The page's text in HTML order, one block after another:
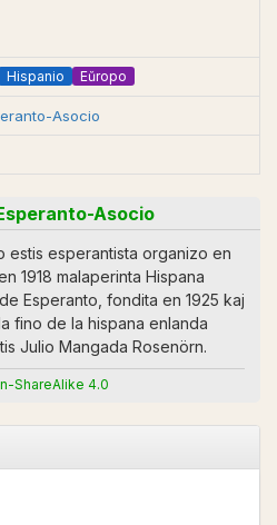
neregule almenaŭ 61 n-roj.
Direktis ĝin Fernando
IEMW 703.226-C.Esp. Komplete
[3130]. Antaŭe: Hispana
Hispanio Eŭropo
Asocio
Asocio
estis esperantista organizo en
1918 malaperinta Hispana
Esperanto, fondita en 1925 kaj
fino de la hispana enlanda
Julio Mangada Rosenörn.
ShareAlike 4.0